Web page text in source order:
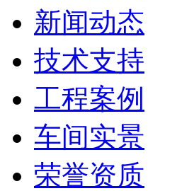
新闻动态
技术支持
工程案例
车间实景
荣誉资质